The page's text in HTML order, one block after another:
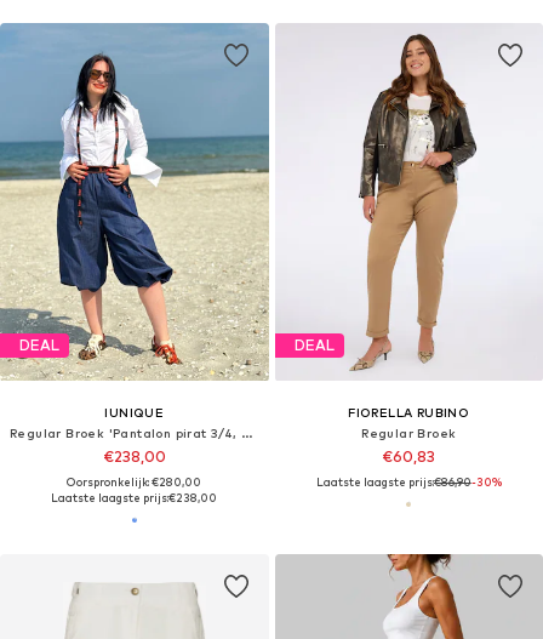
DEAL
IUNIQUE
Regular Broek 'Pantalon pirat 3/4, denim, albastru'
€238,00
Oorspronkelijk: €280,00
Laatste laagste prijs:€238,00
DEAL
FIORELLA RUBINO
Regular Broek
€60,83
Laatste laagste prijs:€86,90-30%